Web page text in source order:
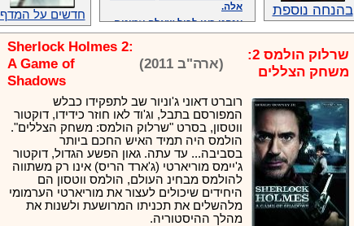
בהנחה נוספת
אנחנו כאן לכול שאלה וזמינים
במענה הטלפוני שלנו.ובמייל
.האתר לרשותכם פעיל 24/7
צוות דיוידי מאסטר ישיר.
צוות דיוידי מאסטר ישיר.
אנחנו כאן לכול שאלה וזמינים
במענה הטלפוני שלנו.ובמייל
.האתר לרשותכם 24/7
מענה טלפוני: 09-7652392
צוות דיוידי מאסטר ישיר.
חדשים על המדף
שרלוק הולמס 2:
משחק הצללים
(ארה"ב 2011)
Sherlock Holmes 2:
A Game of
Shadows
רוברט דאוני ג'וניור שב לתפקידו כבלש
המפורסם בתבל, וג'וד לאו חוזר כידידו, דוקטור
ווטסון, בסרט "שרלוק הולמס: משחק הצללים".
הולמס היה תמיד האיש החכם ביותר
בסביבה... עד עתה. גאון הפשע הגדול, דוקטור
ג'יימס מוריארטי (ג'ארד הריס) אינו רק משתווה
להולמס מבחינ העולם, הולמס ווטסון הם
היחידים שיכולים לעצור את מוריארטי הערמומי
מלהשלים את תכניתו המרושעת ולשנות את
מהלך ההיסטוריה.